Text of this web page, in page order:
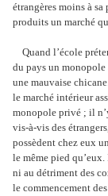
étrangères moins à sa
produits un marché
Quand l’école
du pays un monopole
une mauvaise
le marché intérieur
monopole privé ; il
vis-à-vis des
possèdent chez eux
le même pied
ni au détriment des
le commencement